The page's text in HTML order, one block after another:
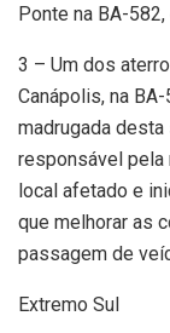
Ponte na BA-
3 – Um dos
Canápolis, na
madrugada
responsável pela
local afetado e
que melhorar as
passagem de
Extremo Sul